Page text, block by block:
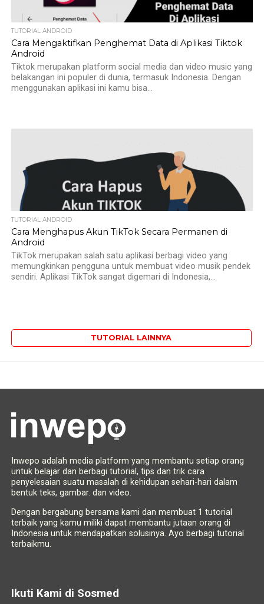
TUTORIAL ANDROID
Cara Mengaktifkan Penghemat Data di Aplikasi Tiktok
Android
Tiktok merupakan platform social media dan video music yang
belakangan ini populer di dunia, termasuk Indonesia. Dengan
menggunakan aplikasi ini kamu bisa...
TUTORIAL ANDROID
Cara Menghapus Akun TikTok Secara Permanen di
Android
TikTok merupakan salah satu aplikasi berbagi video yang
memungkinkan pengguna untuk membuat video musik pendek
sendiri. Aplikasi TikTok sangat digemari di Indonesia,...
TUTORIAL LAINNYA
Inwepo adalah media platform yang membantu setiap orang
untuk belajar dan berbagi tutorial, tips dan trik cara
penyelesaian suatu masalah di kehidupan sehari-hari dalam
bentuk teks, gambar. dan video.
Dengan bergabung bersama kami dan membuat 1 tutorial
terbaik yang kamu miliki dapat membantu jutaan orang di
Indonesia untuk mendapatkan solusinya. Ayo berbagi tutorial
terbaikmu.
Ikuti Kami di Sosmed